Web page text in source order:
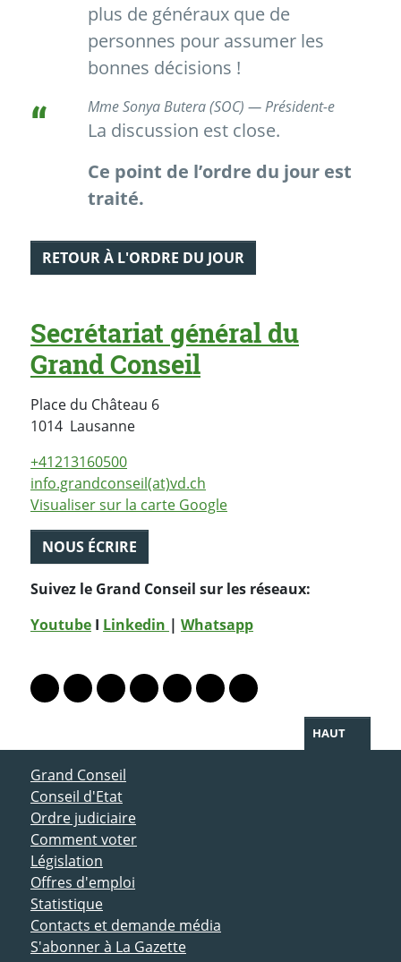
plus de généraux que de
personnes pour assumer les
bonnes décisions !
Mme Sonya Butera (SOC) — Président-e
La discussion est close.
Ce point de l’ordre du jour est
traité.
RETOUR À L'ORDRE DU JOUR
Secrétariat général du
Grand Conseil
Place du Château 6
1014 LausanneSuisse
+41213160500
info.grandconseil(at)vd.ch
Visualiser sur la carte Google
NOUS ÉCRIRE
Suivez le Grand Conseil sur les réseaux:
Youtube I Linkedin | Whatsapp
Lien vers le profil Mastodon
Lien vers le profil Bluesky
Lien vers le profil Instagram
Lien vers le profil Linkedin
Lien vers le profil Facebook
Lien vers le profil Twitter
Partager par WhatsApp
HAUT
ACCÈS DIRECT
Grand Conseil
Conseil d'Etat
Ordre judiciaire
Comment voter
Législation
Offres d'emploi
Statistique
Contacts et demande média
S'abonner à La Gazette